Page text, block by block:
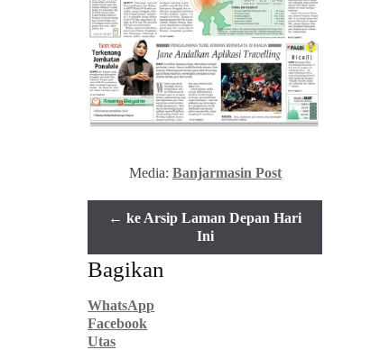
Media: Banjarmasin Post
← ke Arsip Laman Depan Hari
Ini
Bagikan
WhatsApp
Facebook
Utas